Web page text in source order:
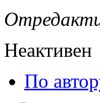
Неактивен
По